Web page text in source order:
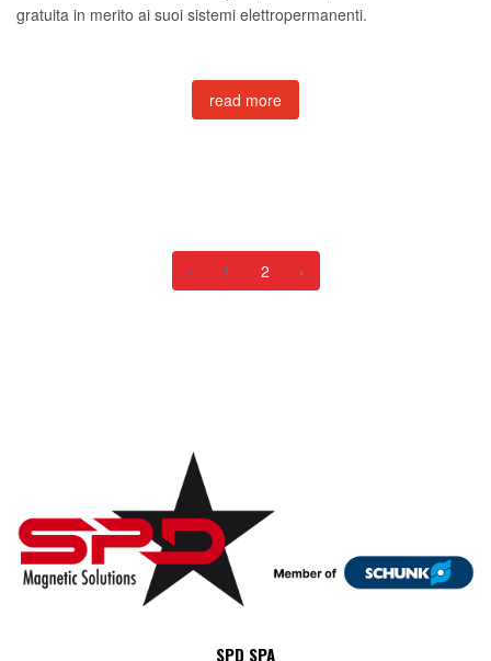
gratuita in merito ai suoi sistemi elettropermanenti.
Understanding Sign Up Bonus Mechanics
in Betting Through Betzella Analysis
competitive landscape are sign-up bonuses, which have evolved
from simple promotional offerings into sophisticated marketing
implications for both operators and bettors.
The Evolution and Structure of Welcome Bonuses
Sign-up bonuses in the betting industry trace their origins to the
early 2000s when online gambling platforms first emerged as
viable alternatives to traditional bookmakers. Initially, these
read more
‹ 1 2 ›
SPD SPA